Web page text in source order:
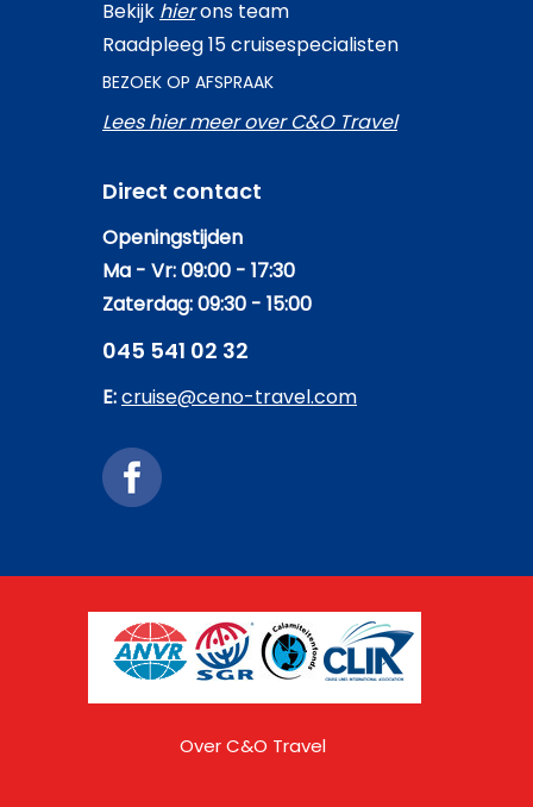
Bekijk hierons team
Raadpleeg 15 cruisespecialisten
BEZOEK OP AFSPRAAK
Lees hier meer over C&O Travel
Direct contact
Openingstijden
Ma - Vr: 09:00 - 17:30
Zaterdag: 09:30 - 15:00
045 541 02 32
E:cruise@ceno-travel.com
Over C&O Travel